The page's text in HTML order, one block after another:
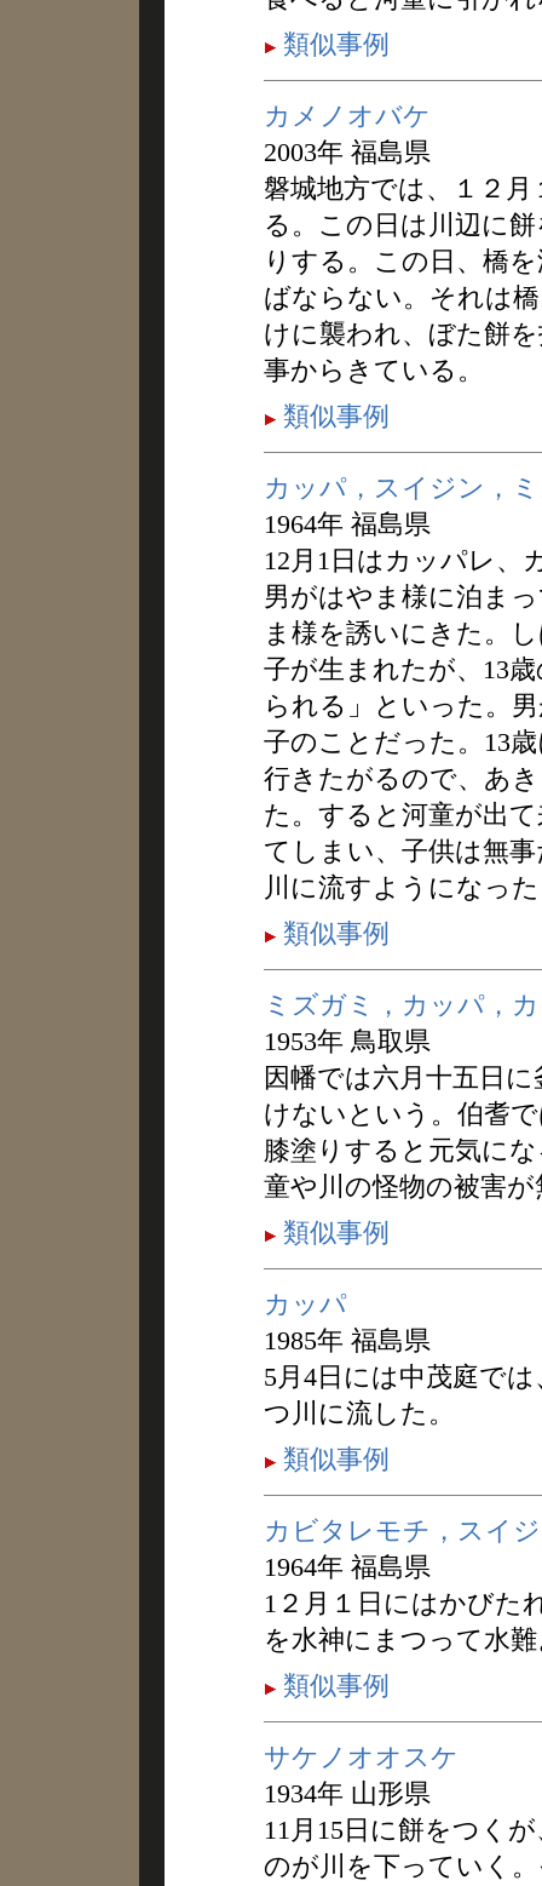
類似事例
カメノオバケ
2003年 福島県
磐城地方では、１２
る。この日は川辺に
りする。この日、橋
ばならない。それは
けに襲われ、ぼた餅
事からきている。
類似事例
カッパ，スイジン，
1964年 福島県
12月1日はカッパレ、
男がはやま様に泊ま
ま様を誘いにきた。
子が生まれたが、13
られる」といった。
子のことだった。13
行きたがるので、あ
た。すると河童が出
てしまい、子供は無
川に流すようになっ
類似事例
ミズガミ，カッパ，
1953年 鳥取県
因幡では六月十五日
けないという。伯耆
膝塗りすると元気に
童や川の怪物の被害
類似事例
カッパ
1985年 福島県
5月4日には中茂庭で
つ川に流した。
類似事例
カビタレモチ，スイ
1964年 福島県
1２月１日にはかびた
を水神にまつって水
類似事例
サケノオオスケ
1934年 山形県
11月15日に餅をつく
のが川を下っていく